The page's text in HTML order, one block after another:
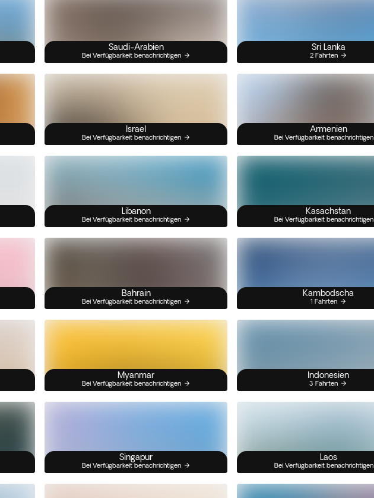
Saudi-Arabien
Bei Verfügbarkeit benachrichtigen
Sri Lanka
2 Fahrten
Israel
Bei Verfügbarkeit benachrichtigen
Armenien
Bei Verfügbarkeit benachrichtigen
Libanon
Bei Verfügbarkeit benachrichtigen
Kasachstan
Bei Verfügbarkeit benachrichtigen
Bahrain
Bei Verfügbarkeit benachrichtigen
Kambodscha
1 Fahrten
Myanmar
Bei Verfügbarkeit benachrichtigen
Indonesien
3 Fahrten
Singapur
Bei Verfügbarkeit benachrichtigen
Laos
Bei Verfügbarkeit benachrichtigen